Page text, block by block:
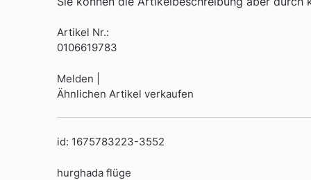
Artikel Nr.:
0106619783
Melden |
Ähnlichen Artikel verkaufen
id: 1675783223-3552
hurghada flüge